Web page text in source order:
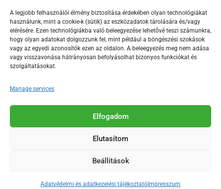
A legjobb felhasználói élmény biztosítása érdekében olyan technológiákat
használunk, mint a cookie-k (sütik) az eszközadatok tárolására és/vagy
elérésére. Ezen technológiákba való beleegyezése lehetővé teszi számunkra,
hogy olyan adatokat dolgozzunk fel, mint például a böngészési szokások
vagy az egyedi azonosítók ezen az oldalon. A beleegyezés meg nem adása
vagy visszavonása hátrányosan befolyásolhat bizonyos funkciókat és
szolgáltatásokat.
Manage services
Elfogadom
Elutasítom
Beállítások
Adatvédelmi és adatkezelési tájékoztató Impresszum
F
a
c
e
o
o
-
Y
o
u
t
b
e
s
r
T
i
k
Az Érd Média médiaszolgáltatási tevékenységét a
Médiatanács a Magyar Média Mecenatúra program
2018-2026. © Minden jog fenntartva, Érd Megyei Jogú Város